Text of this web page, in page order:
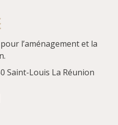
l’aménagement et la
Saint-Louis La Réunion